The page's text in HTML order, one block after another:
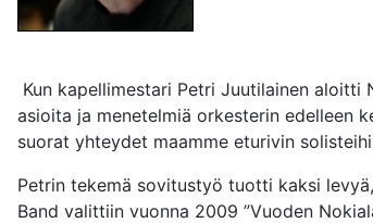
Kun kapellimestari Petri Juutilainen aloitti
asioita ja menetelmiä orkesterin edelleen
suorat yhteydet maamme eturivin
Petrin tekemä sovitustyö tuotti kaksi
Band valittiin vuonna 2009 ”Vuoden